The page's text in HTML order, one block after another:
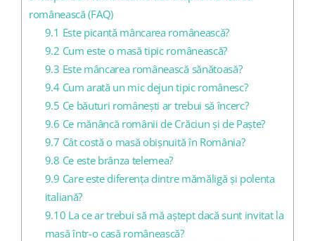
românească (FAQ)
9.1 Este picantă mâncarea românească?
9.2 Cum este o masă tipic românească?
9.3 Este mâncarea românească sănătoasă?
9.4Cum arată un mic dejun tipic românesc?
9.5 Ce băuturi românești ar trebui să încerc?
9.6 Ce mănâncă românii de Crăciun și de Paște?
9.7 Cât costă o masă obișnuită în România?
9.8 Ce este brânza telemea?
9.9 Care este diferența dintre mămăligă și polenta
italiană?
9.10 La ce ar trebui să mă aștept dacă sunt invitat la
masă într-o casă românească?